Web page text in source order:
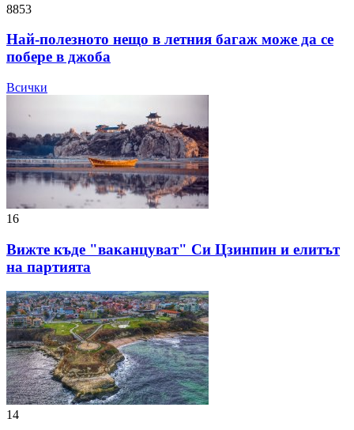
8853
Най-полезното нещо в летния багаж може да се
побере в джоба
Всички
16
Вижте къде "ваканцуват" Си Цзинпин и елитът
на партията
14